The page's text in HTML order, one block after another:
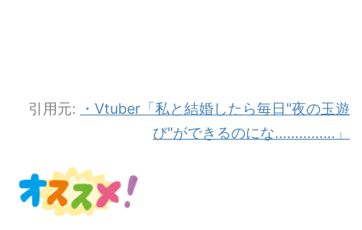
引用元:
・Vtuber「私と結婚したら毎日"夜の玉遊
び"ができるのにな……………」